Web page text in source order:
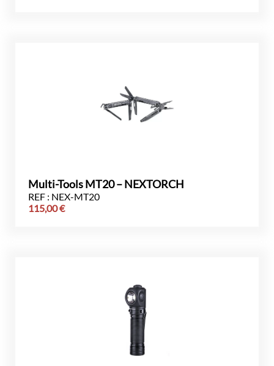
Multi-Tools MT20 – NEXTORCH
REF : NEX-MT20
115,00€